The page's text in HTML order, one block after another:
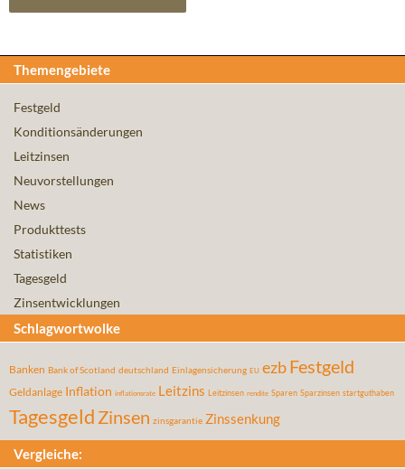
Themengebiete
Festgeld
Konditionsänderungen
Leitzinsen
Neuvorstellungen
News
Produkttests
Statistiken
Tagesgeld
Zinsentwicklungen
Schlagwortwolke
Banken Bank of Scotland deutschland Einlagensicherung EU ezbFestgeld
Geldanlage Inflation inflationsrate Leitzins Leitzinsen rendite Sparen Sparzinsen startguthaben
Tagesgeld Zinsen zinsgarantie Zinssenkung
Vergleiche: